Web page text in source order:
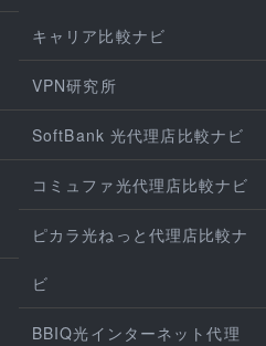
キャリア比較ナビ
VPN研究所
SoftBank 光代理店比較ナビ
コミュファ光代理店比較ナビ
ピカラ光ねっと代理店比較ナ
ビ
BBIQ光インターネット代理